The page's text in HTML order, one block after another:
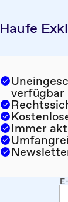
Haufe
verfügbar
Immer